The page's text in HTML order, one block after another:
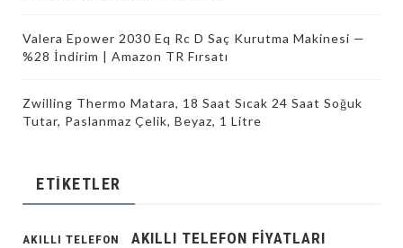
Valera Epower 2030 Eq Rc D Saç Kurutma Makinesi —
%28 İndirim | Amazon TR Fırsatı
Zwilling Thermo Matara, 18 Saat Sıcak 24 Saat Soğuk
Tutar, Paslanmaz Çelik, Beyaz, 1 Litre
ETIKETLER
AKILLI TELEFON AKILLI TELEFON FIYATLARI